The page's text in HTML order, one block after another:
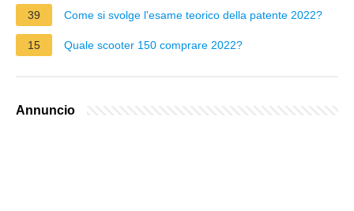
39 Come si svolge l'esame teorico della patente 2022?
15 Quale scooter 150 comprare 2022?
Annuncio